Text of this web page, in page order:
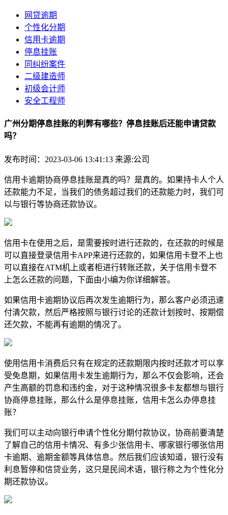
网贷逾期
个性化分期
信用卡逾期
停息挂账
同纠纷案件
二级建造师
初级会计师
安全工程师
广州分期停息挂账的利弊有哪些？停息挂账后还能申请贷款
吗？
发布时间：2023-03-06 13:41:13 来源:公司
信用卡逾期协商停息挂账是真的吗？是真的。如果持卡人个人
还款能力不足，当我们的债务超过我们的还款能力时，我们可
以与银行等协商还款协议。
信用卡在使用之后，是需要按时进行还款的，在还款的时候是
可以直接登录信用卡APP来进行还款的，如果信用卡登不上也
可以直接在ATM机上或者柜进行转账还款，关于信用卡登不
上怎么还款的问题，下面由小编为你详细解答。
如果信用卡逾期协议后再次发生逾期行为，那么客户必须迅速
付清欠款，然后严格按照与银行讨论的还款计划按时、按期偿
还欠款，不能再有逾期的情况了。
使用信用卡消费后只有在规定的还款期限内按时还款才可以享
受免息期，如果信用卡发生逾期行为，那么不仅会影响，还会
产生高额的罚息和违约金，对于这种情况很多卡友都想与银行
协商停息挂账，那么什么是停息挂账，信用卡怎么办停息挂
账？
我们可以主动向银行申请个性化分期付款协议，协商前要清楚
了解自己的信用卡情况、有多少张信用卡、哪家银行哪张信用
卡逾期、逾期金额等具体信息。然后我们应该知道，银行没有
利息暂停和信贷业务，这只是民间术语，银行称之为个性化分
期还款协议。